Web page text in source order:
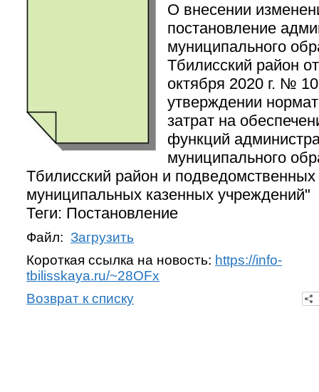
О внесении
постановление
муниципального
Тбилисский район
октября 2020 г. №
утверждении
затрат на
функций
муниципального
Тбилисский район и подведомственных
муниципальных казенных учреждений"
Теги: Постановление
Файл: Загрузить
Короткая ссылка на новость: https://info-
tbilisskaya.ru/~28OFx
Возврат к списку